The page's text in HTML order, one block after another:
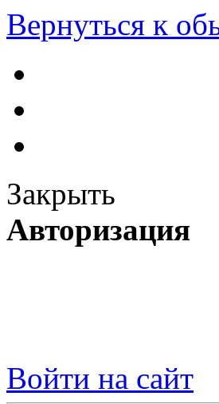
Вернуться к
Закрыть
Авторизация
Войти на сайт